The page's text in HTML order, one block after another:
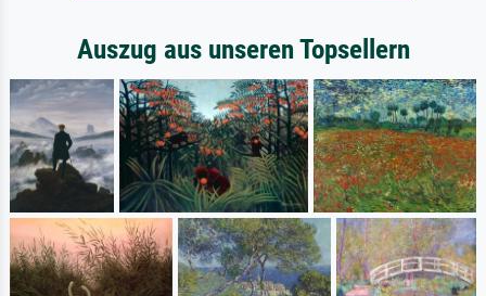
Auszug aus unseren Topsellern